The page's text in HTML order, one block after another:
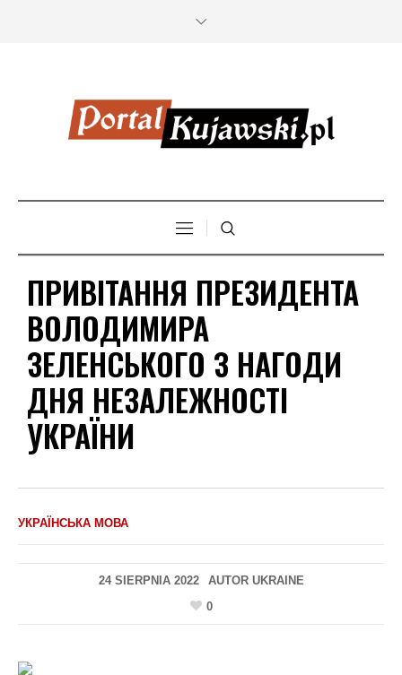
ПРИВІТАННЯ ПРЕЗИДЕНТА
ВОЛОДИМИРА
ЗЕЛЕНСЬКОГО З НАГОДИ
ДНЯ НЕЗАЛЕЖНОСТІ
УКРАЇНИ
УКРАЇНСЬКА МОВА
24 SIERPNIA 2022 AUTOR UKRAINE
0